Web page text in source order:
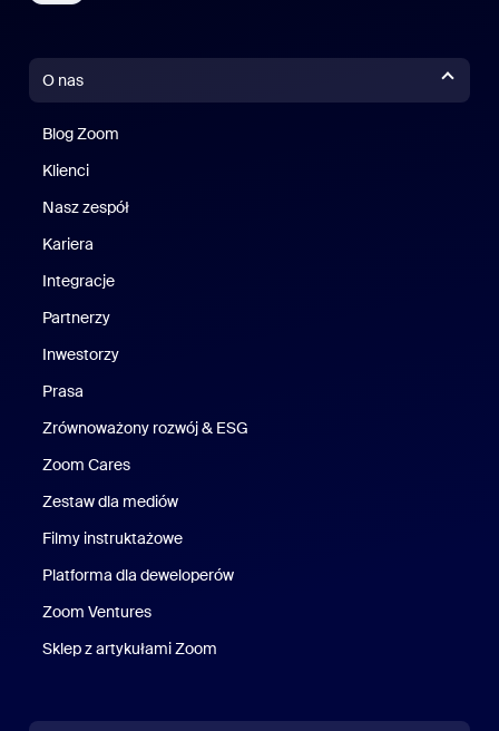
O nas
Blog Zoom
Klienci
Nasz zespół
Kariera
Integracje
Partnerzy
Inwestorzy
Prasa
Zrównoważony rozwój & ESG
Zoom Cares
Zestaw dla mediów
Filmy instruktażowe
Platforma dla deweloperów
Zoom Ventures
Sklep z artykułami Zoom